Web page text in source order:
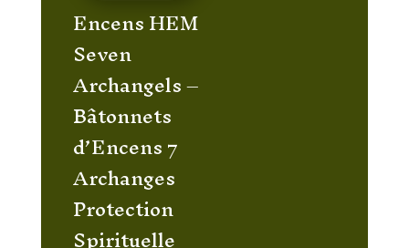
Encens HEM
Seven
Archangels –
Bâtonnets
d’Encens 7
Archanges
Protection